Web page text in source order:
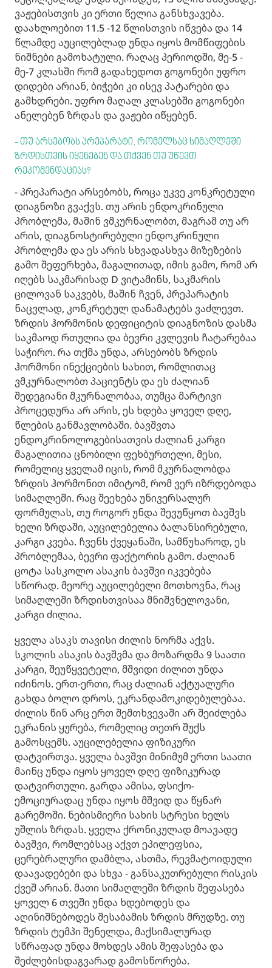
ვაჟებისთვის კი ერთი წელია განსხვავება.
დაახლოებით 11.5 -12 წლისთვის იწვება და 14
წლამდე აუცილებლად უნდა იყოს მომწიფების
ნიშნები გამოხატული. რაღაც პერიოდში, მე-5 -
მე-7 კლასში რომ გადახედოთ გოგონები უფრო
დიდები არიან, ბიჭები კი ისევ პატარები და
გამხდრები. უფრო მაღალ კლასებში გოგონები
ანელებენ ზრდას და ვაჟები იწყებენ.
- თუ არსებობს პრეპარატი, რომელსაც სიმაღლეში
ზრდისთვის იყენებენ და თქვენ თუ უწევთ
რეკომენდაციას?
- პრეპარატი არსებობს, როცა უკვე კონკრეტული
დიაგნოზი გვაქვს. თუ არის ენდოკრინული
პრობლემა, მაშინ ვმკურნალობთ, მაგრამ თუ არ
არის, დიაგნოსტირებული ენდოკრინული
პრობლემა და ეს არის სხვადასხვა მიზეზების
გამო შეფერხება, მაგალითად, იმის გამო, რომ არ
იღებს საკმარისად D ვიტამინს, საკმარის
ცილოვან საკვებს, მაშინ ჩვენ, პრეპარატის
ნაცვლად, კონკრეტულ დანამატებს ვაძლევთ.
ზრდის ჰორმონის დეფიციტის დიაგნოზის დასმა
საკმაოდ რთულია და ბევრი კვლევის ჩატარებაა
საჭირო. რა თქმა უნდა, არსებობს ზრდის
ჰორმონი ინექციების სახით, რომლითაც
ვმკურნალობთ პაციენტს და ეს ძალიან
შედეგიანი მკურნალობაა, თუმცა მარტივი
პროცედურა არ არის, ეს ხდება ყოველ დღე,
წლების განმავლობაში. ბავშვთა
ენდოკრინოლოგებისათვის ძალიან კარგი
მაგალითია ცნობილი ფეხბურთელი, მესი,
რომელიც ყველამ იცის, რომ მკურნალობდა
ზრდის ჰორმონით იმიტომ, რომ ვერ იზრდებოდა
სიმაღლეში. რაც შეეხება უნივერსალურ
ფორმულას, თუ როგორ უნდა შევუწყოთ ბავშვს
ხელი ზრდაში, აუცილებელია ბალანსირებული,
კარგი კვება. ჩვენს ქვეყანაში, სამწუხაროდ, ეს
პრობლემაა, ბევრი ფაქტორის გამო. ძალიან
ცოტა სასკოლო ასაკის ბავშვი იკვებება
სწორად. მეორე აუცილებელი მოთხოვნა, რაც
სიმაღლეში ზრდისთვისაა მნიშვნელოვანი,
კარგი ძილია.
ყველა ასაკს თავისი ძილის ნორმა აქვს.
სკოლის ასაკის ბავშვმა და მოზარდმა 9 საათი
კარგი, შეუწყვეტელი, მშვიდი ძილით უნდა
იძინოს. ერთ-ერთი, რაც ძალიან აქტუალური
გახდა ბოლო დროს, ეკრანდამოკიდებულებაა.
ძილის წინ არც ერთ შემთხვევაში არ შეიძლება
ეკრანის ყურება, რომელიც თეთრ შუქს
გამოსცემს. აუცილებელია ფიზიკური
დატვირთვა. ყველა ბავშვი მინიმუმ ერთი საათი
მაინც უნდა იყოს ყოველ დღე ფიზიკურად
დატვირთული. გარდა ამისა, ფსიქო-
ემოციურადაც უნდა იყოს მშვიდ და წყნარ
გარემოში. ნებისმიერი სახის სტრესი ხელს
უშლის ზრდას. ყველა ქრონიკულად მოავადე
ბავშვი, რომლებსაც აქვთ ეპილეფსია,
ცერებრალური დამბლა, ასთმა, რევმატოიდული
დაავადებები და სხვა - განსაკუთრებული რისკის
ქვეშ არიან. მათი სიმაღლეში ზრდის შეფასება
ყოველ 6 თვეში უნდა ხდებოდეს და
აღინიშნებოდეს შესაბამის ზრდის მრუდზე. თუ
ზრდის ტემპი შენელდა, მაქსიმალურად
სწრაფად უნდა მოხდეს ამის შეფასება და
შეძლებისდაგვარად გამოსწორება.